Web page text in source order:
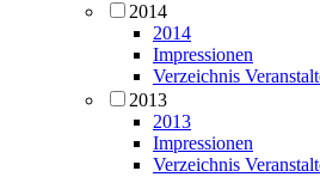
2014
2014
Impressionen
Verzeichnis
2013
2013
Impressionen
Verzeichnis